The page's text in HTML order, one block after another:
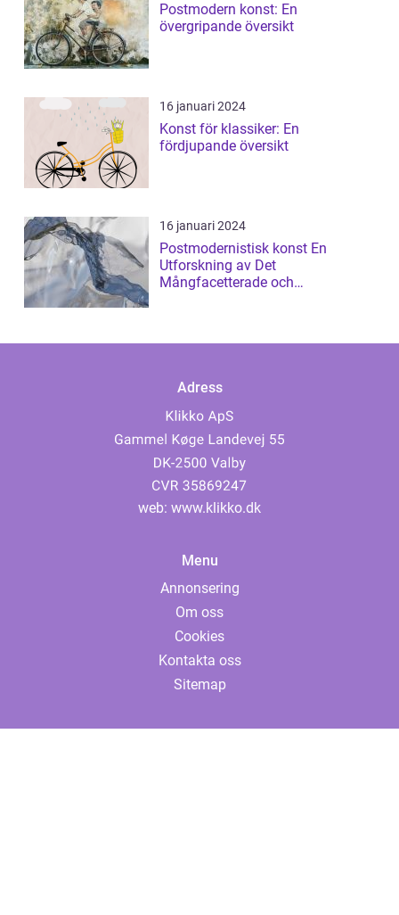
Postmodern konst: En
övergripande översikt
16 januari 2024
Konst för klassiker: En
fördjupande översikt
16 januari 2024
Postmodernistisk konst En
Utforskning av Det
Mångfacetterade och
Adress
web: www.klikko.dk
Menu
Annonsering
Om oss
Cookies
Kontakta oss
Sitemap